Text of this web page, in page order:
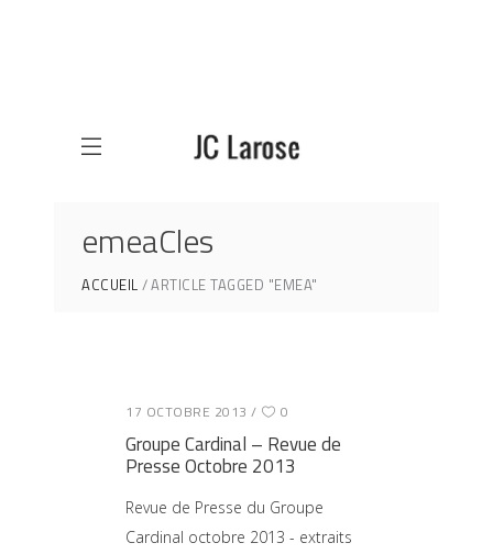
emeaCles
ACCUEIL ARTICLE TAGGED "EMEA"
17 OCTOBRE 2013 0
Groupe Cardinal – Revue de
Presse Octobre 2013
Revue de Presse du Groupe
Cardinal octobre 2013 - extraits